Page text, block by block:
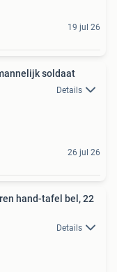
19 jul 26
soldaat
Details
26 jul 26
hand-tafel bel, 22
Details